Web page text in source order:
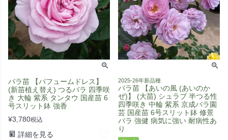
バラ苗 【パフュームドレス】
(新苗植え替え) つるバラ 四季咲
き 大輪 紫系 タンタウ 国産苗 6
号スリット鉢 強香
¥3,780税込
詳細を見る
2025-26年新品種
バラ苗 【あいの風 (あいのか
ぜ)】 (大苗) シュラブ 半つる性
四季咲き 中輪 紫系 京成バラ園
芸 国産苗 6号スリット鉢 修景
バラ 強健 病気に強い 耐病性あ
り